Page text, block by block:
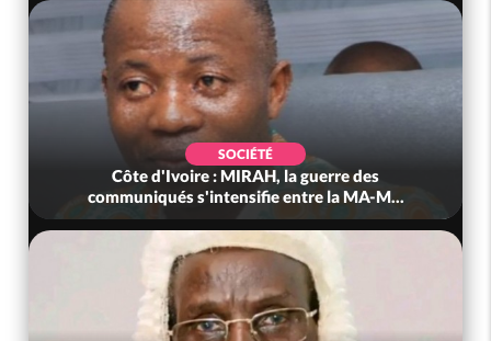
SOCIÉTÉ
Côte d'Ivoire : MIRAH, la guerre des
communiqués s'intensifie entre la MA-M...